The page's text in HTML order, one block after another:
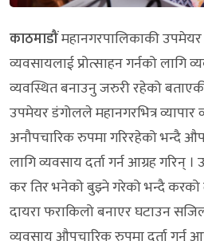
काठमाडौंमहानगरपालिकाकी
व्यवसायलाई प्रोत्साहन गर्नको
व्यवस्थित बनाउनु जरुरी रहेको
उपमेयर डंगोलले महानगरभित्र व्यापार
अनौपचारिक रुपमा गरिरहेको भन्दै
लागि व्यवसाय दर्ता गर्न आग्रह गरिन्
कर तिर भनेको बुझ्ने गरेको भन्दै
दायरा फराकिलो बनाएर घटाउन